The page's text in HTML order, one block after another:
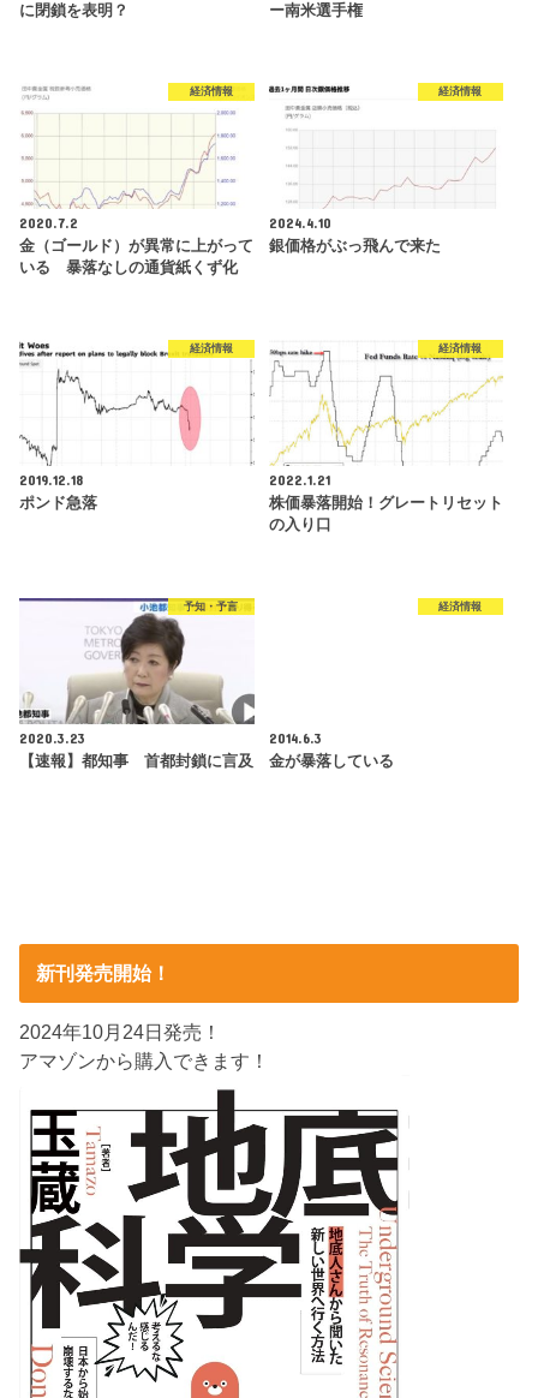
に閉鎖を表明？
ー南米選手権
経済情報
2020.7.2
金（ゴールド）が異常に上がって
いる 暴落なしの通貨紙くず化
経済情報
2024.4.10
銀価格がぶっ飛んで来た
経済情報
2019.12.18
ポンド急落
経済情報
2022.1.21
株価暴落開始！グレートリセット
の入り口
予知・予言
2020.3.23
【速報】都知事 首都封鎖に言及
経済情報
2014.6.3
金が暴落している
新刊発売開始！
2024年10月24日発売！
アマゾンから購入できます！